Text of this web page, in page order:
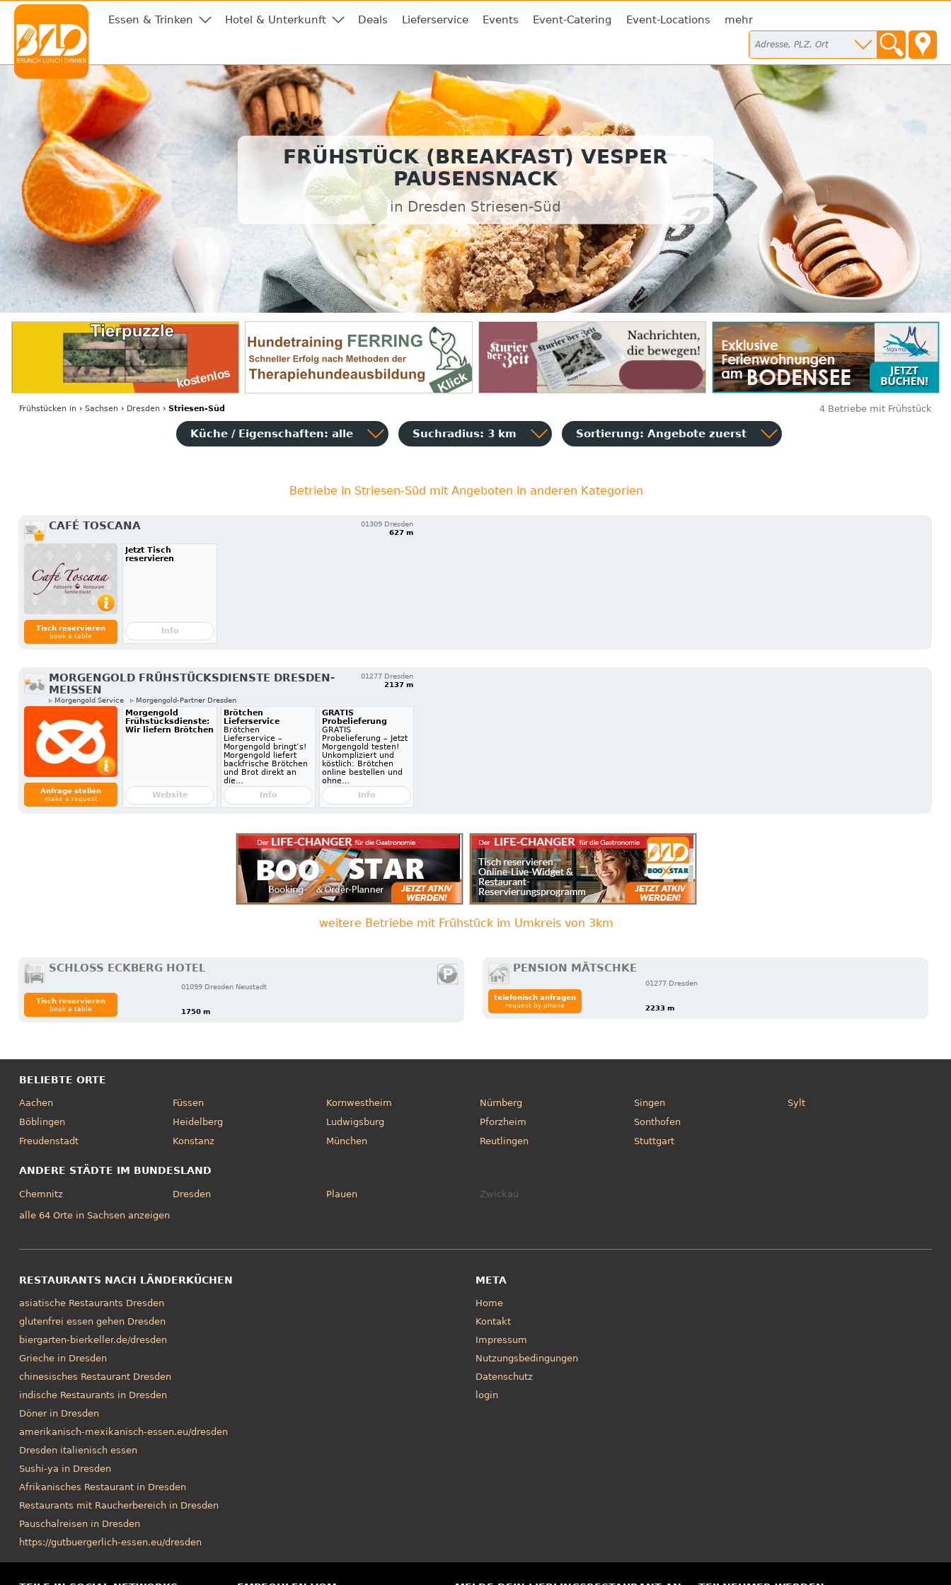
Essen & Trinken Hotel & Unterkunft Deals Lieferservice Events Event-Catering Event-Locations mehr
FRÜHSTÜCK (BREAKFAST) VESPER
PAUSENSNACK
in Dresden Striesen-Süd
Frühstücken in › Sachsen › Dresden › Striesen-Süd 4 Betriebe mit Frühstück
Küche / Eigenschaften: alle Suchradius: 3 km Sortierung: Angebote zuerst
Betriebe in Striesen-Süd mit Angeboten in anderen Kategorien
CAFÉ TOSCANA
01309 Dresden
627 m
Tisch reservieren
book a table
Jetzt Tisch
reservieren
Info
MORGENGOLD FRÜHSTÜCKSDIENSTE DRESDEN-
MEISSEN
▹ Morgengold Service ▹ Morgengold-Partner Dresden
01277 Dresden
2137 m
Anfrage stellen
make a request
Morgengold
Frühstücksdienste:
Wir liefern Brötchen
Website
Brötchen
Lieferservice
Brötchen
Lieferservice –
Morgengold bringt’s!
Morgengold liefert
backfrische Brötchen
und Brot direkt an
die…
Info
GRATIS
Probelieferung
GRATIS
Probelieferung – Jetzt
Morgengold testen!
Unkompliziert und
köstlich: Brötchen
online bestellen und
ohne…
Info
weitere Betriebe mit Frühstück im Umkreis von 3km
SCHLOSS ECKBERG HOTEL
01099 Dresden Neustadt
1750 m
Tisch reservieren
book a table
PENSION MÄTSCHKE
01277 Dresden
2233 m
telefonisch anfragen
request by phone
BELIEBTE ORTE
Aachen
Böblingen
Freudenstadt
Füssen
Heidelberg
Konstanz
Kornwestheim
Ludwigsburg
München
Nürnberg
Pforzheim
Reutlingen
Singen
Sonthofen
Stuttgart
Sylt
ANDERE STÄDTE IM BUNDESLAND
Chemnitz Dresden Plauen Zwickau
alle 64 Orte in Sachsen anzeigen
RESTAURANTS NACH LÄNDERKÜCHEN
asiatische Restaurants Dresden
glutenfrei essen gehen Dresden
biergarten-bierkeller.de/dresden
Grieche in Dresden
chinesisches Restaurant Dresden
indische Restaurants in Dresden
Döner in Dresden
amerikanisch-mexikanisch-essen.eu/dresden
Dresden italienisch essen
Sushi-ya in Dresden
Afrikanisches Restaurant in Dresden
Restaurants mit Raucherbereich in Dresden
Pauschalreisen in Dresden
https://gutbuergerlich-essen.eu/dresden
META
Home
Kontakt
Impressum
Nutzungsbedingungen
Datenschutz
login